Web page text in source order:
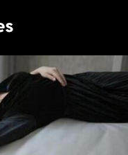
de voiture